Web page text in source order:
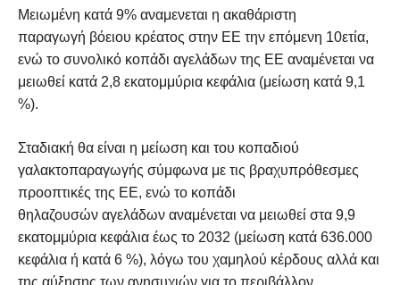
Μειωμένη κατά 9% αναμενεται η ακαθάριστη
παραγωγή βόειου κρέατος στην ΕΕ την επόμενη 10ετία,
ενώ το συνολικό κοπάδι αγελάδων της ΕΕ αναμένεται να
μειωθεί κατά 2,8 εκατομμύρια κεφάλια (μείωση κατά 9,1
%).
Σταδιακή θα είναι η μείωση και του κοπαδιού
γαλακτοπαραγωγής σύμφωνα με τις βραχυπρόθεσμες
προοπτικές της ΕΕ, ενώ το κοπάδι
θηλαζουσών αγελάδων αναμένεται να μειωθεί στα 9,9
εκατομμύρια κεφάλια έως το 2032 (μείωση κατά 636.000
κεφάλια ή κατά 6 %), λόγω του χαμηλού κέρδους αλλά και